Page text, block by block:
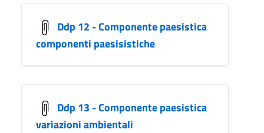
Ddp 12 - Componente paesistica
componenti paesisistiche
Ddp 13 - Componente paesistica
variazioni ambientali